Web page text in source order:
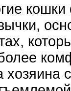
хозяина